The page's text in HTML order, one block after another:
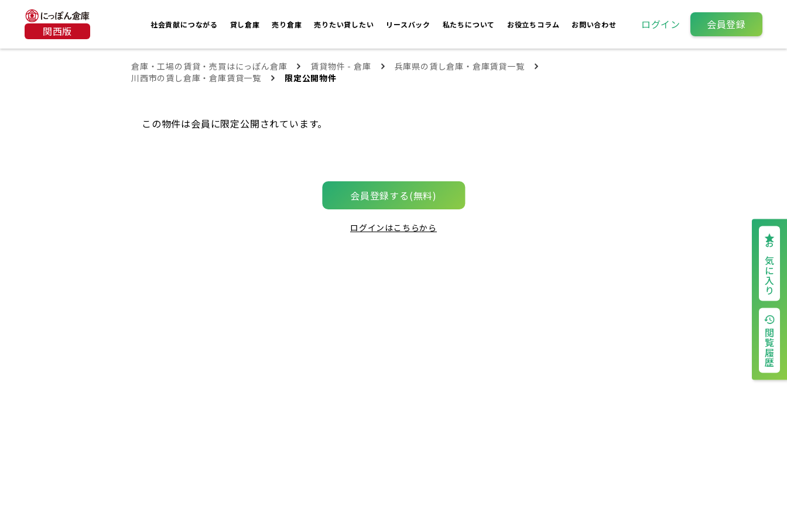
関西版 社会貢献につながる 貸し倉庫 売り倉庫 売りたい貸したい リースバック 私たちについて お役立ちコラム お問い合わせ ログイン 会員登録
倉庫・工場の賃貸・売買はにっぽん倉庫 賃貸物件 - 倉庫
兵庫県の賃し倉庫・倉庫賃貸一覧
川西市の賃し倉庫・倉庫賃貸一覧
限定公開物件
お気に入り
閲覧履歴
この物件は会員に限定公開されています。
会員登録する(無料)
ログインはこちらから